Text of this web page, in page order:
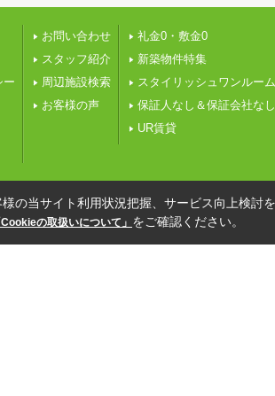
ー
お問い合わせ
スタッフ紹介
周辺施設検索
お客様の声
礼金0・敷金0
新築物件特集
スタイリッシュワンルーム
保証人なし＆保証会社なし
UR賃貸
の当サイト利用状況把握、サービス向上検討
Cookieの取扱いについて」 をご確認ください。